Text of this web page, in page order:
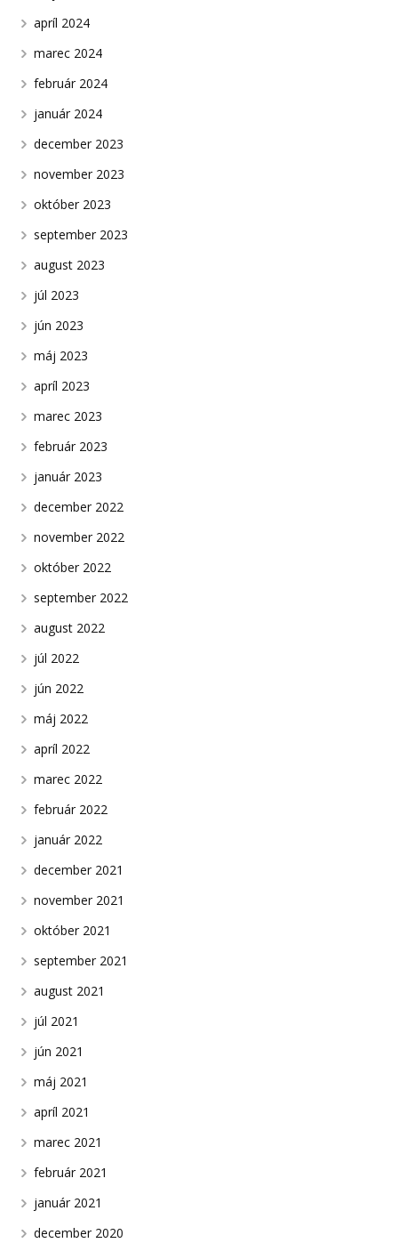
apríl 2024
marec 2024
február 2024
január 2024
december 2023
november 2023
október 2023
september 2023
august 2023
júl 2023
jún 2023
máj 2023
apríl 2023
marec 2023
február 2023
január 2023
december 2022
november 2022
október 2022
september 2022
august 2022
júl 2022
jún 2022
máj 2022
apríl 2022
marec 2022
február 2022
január 2022
december 2021
november 2021
október 2021
september 2021
august 2021
júl 2021
jún 2021
máj 2021
apríl 2021
marec 2021
február 2021
január 2021
december 2020